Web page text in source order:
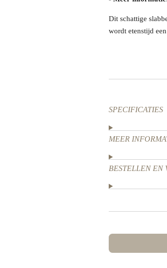
Dit schattige
wordt etenstijd
SPECIFICATIES
MEER
BESTELLEN EN